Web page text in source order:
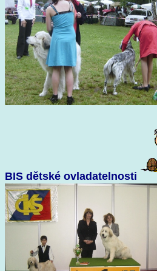
BIS dětské ovladatelnosti